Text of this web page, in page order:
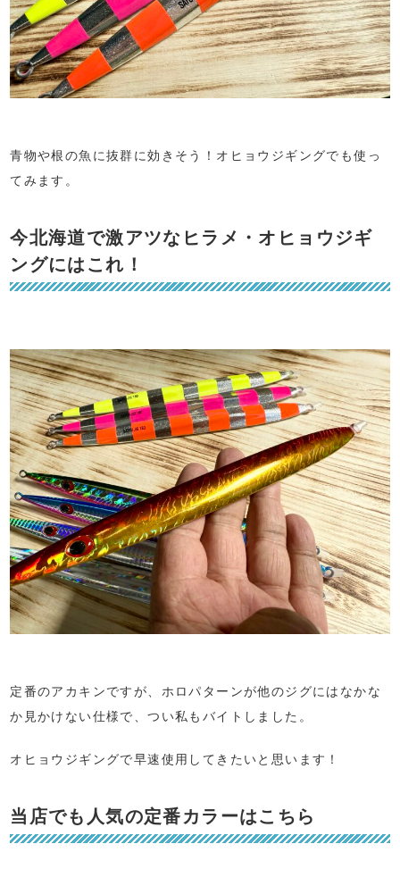
青物や根の魚に抜群に効きそう！オヒョウジギングでも使っ
てみます。
今北海道で激アツなヒラメ・オヒョウジギ
ングにはこれ！
定番のアカキンですが、ホロパターンが他のジグにはなかな
か見かけない仕様で、つい私もバイトしました。
オヒョウジギングで早速使用してきたいと思います！
当店でも人気の定番カラーはこちら